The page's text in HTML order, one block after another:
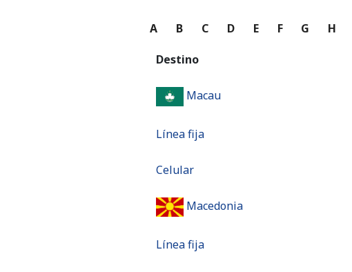
A B C D E F G H
Destino
Macau
Línea fija
Celular
Macedonia
Línea fija